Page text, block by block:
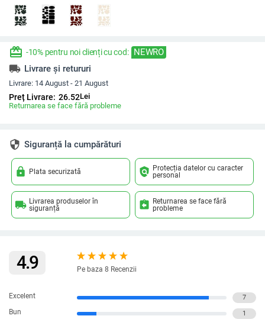
redeem -10% pentru noi clienți cu cod: NEWRO
local_shipping Livrare și retururi
Livrare: 14 August - 21 August
Preț Livrare: 26.52Lei
Returnarea se face fără probleme
security Siguranță la cumpărături
lock Plata securizată policy Protecția datelor cu caracter
personal
local_shipping Livrarea produselor în
siguranță
assignment_return Returnarea se face fără
probleme
4.9 Pe baza 8 Recenzii
Excelent 7
Bun 1